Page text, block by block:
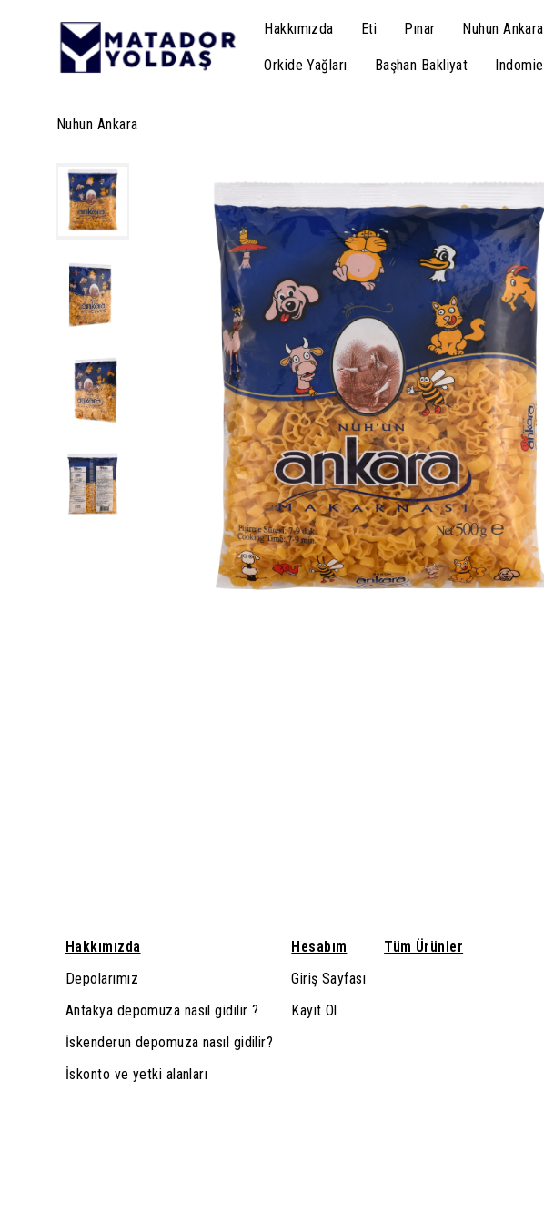
Hakkımızda Eti Pınar Nuhun Ankara
Orkide Yağları Başhan Bakliyat Indomie
Nuhun Ankara
Hakkımızda
Depolarımız
Antakya depomuza nasıl gidilir ?
İskenderun depomuza nasıl gidilir?
İskonto ve yetki alanları
Hesabım
Giriş Sayfası
Kayıt Ol
Tüm Ürünler